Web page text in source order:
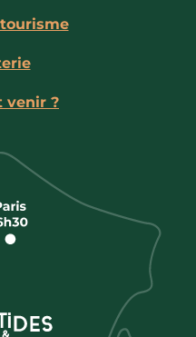
venir ?